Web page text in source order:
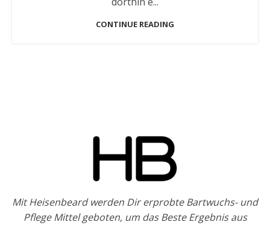
CONTINUE READING
Mit Heisenbeard werden Dir erprobte Bartwuchs- und
Pflege Mittel geboten, um das Beste Ergebnis aus